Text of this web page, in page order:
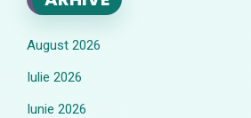
August 2026
Iulie 2026
Iunie 2026